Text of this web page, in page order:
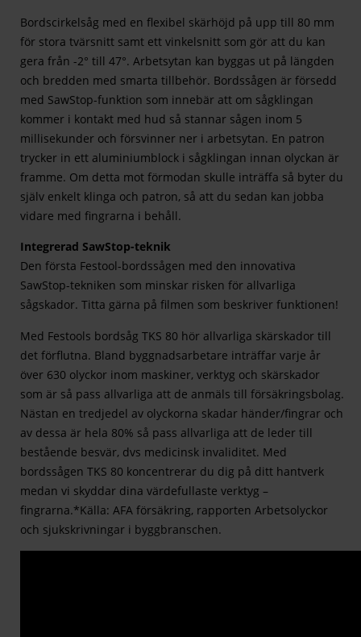
Bordscirkelsåg med en flexibel skärhöjd på upp till 80 mm
för stora tvärsnitt samt ett vinkelsnitt som gör att du kan
gera från -2° till 47°. Arbetsytan kan byggas ut på längden
och bredden med smarta tillbehör. Bordssågen är försedd
med SawStop-funktion som innebär att om sågklingan
kommer i kontakt med hud så stannar sågen inom 5
millisekunder och försvinner ner i arbetsytan. En patron
trycker in ett aluminiumblock i sågklingan innan olyckan är
framme. Om detta mot förmodan skulle inträffa så byter du
själv enkelt klinga och patron, så att du sedan kan jobba
vidare med fingrarna i behåll.
Integrerad SawStop-teknik
Den första Festool-bordssågen med den innovativa
SawStop-tekniken som minskar risken för allvarliga
sågskador. Titta gärna på filmen som beskriver funktionen!
Med Festools bordsåg TKS 80 hör allvarliga skärskador till
det förflutna. Bland byggnadsarbetare inträffar varje år
över 630 olyckor inom maskiner, verktyg och skärskador
som är så pass allvarliga att de anmäls till försäkringsbolag.
Nästan en tredjedel av olyckorna skadar händer/fingrar och
av dessa är hela 80% så pass allvarliga att de leder till
bestående besvär, dvs medicinsk invaliditet. Med
bordssågen TKS 80 koncentrerar du dig på ditt hantverk
medan vi skyddar dina värdefullaste verktyg –
fingrarna.*Källa: AFA försäkring, rapporten Arbetsolyckor
och sjukskrivningar i byggbranschen.